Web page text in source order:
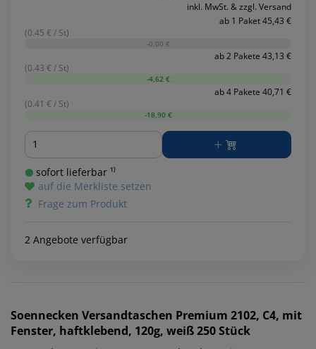
inkl. MwSt. & zzgl. Versand
ab 1 Paket 45,43 €
(0.45 € / St)
-0,00 €
ab 2 Pakete 43,13 €
(0.43 € / St)
-4,62 €
ab 4 Pakete 40,71 €
(0.41 € / St)
-18,90 €
Menge
sofort lieferbar ¹⁾
auf die Merkliste setzen
Frage zum Produkt
2 Angebote verfügbar
Soennecken Versandtaschen Premium 2102, C4, mit
Fenster, haftklebend, 120g, weiß 250 Stück